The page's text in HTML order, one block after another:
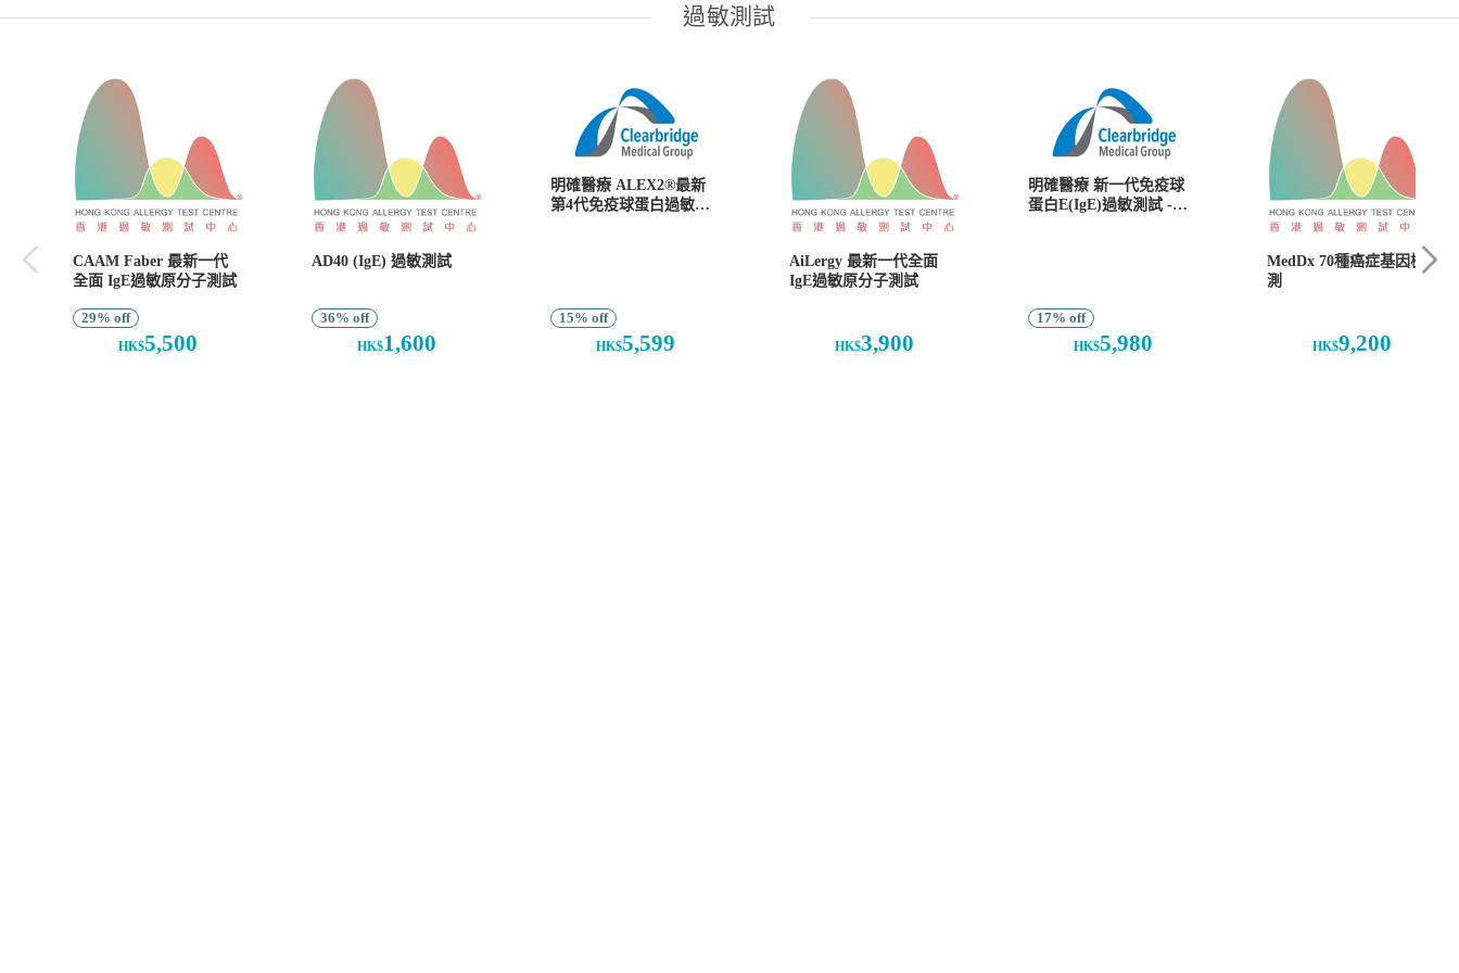
過敏測試
CAAM Faber 最新一代
全面 IgE過敏原分子測試
29% off
HK$5,500
AD40 (IgE) 過敏測試
36% off
HK$1,600
明確醫療 ALEX2®最新
第4代免疫球蛋白過敏測
15% off
HK$5,599
AiLergy 最新一代全面
IgE過敏原分子測試
HK$3,900
明確醫療 新一代免疫球
蛋白E(IgE)過敏測試 -
17% off
HK$5,980
MedDx 70種癌症基因檢
測
HK$9,200